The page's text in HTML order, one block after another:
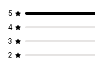
5
4
3
2